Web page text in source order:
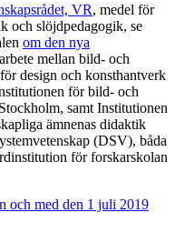
VR, medel för
och slöjdpedagogik, se
om den nya
mellan bild- och
design och konsthantverk
för bild- och
samt Institutionen
ämnenas didaktik
(DSV), båda
för forskarskolan
och med den 1 juli 2019